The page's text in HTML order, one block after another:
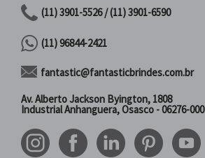
(11) 3901-5526 / (11) 3901-6590
(11) 96844-2421
fantastic@fantasticbrindes.com.br
Av. Alberto Jackson Byington, 1808
Industrial Anhanguera, Osasco - 06276-000